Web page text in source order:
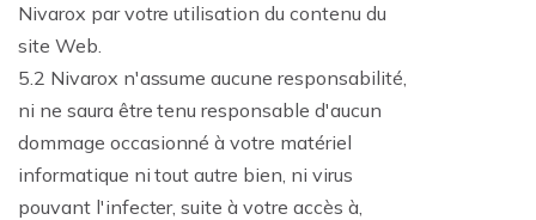
Nivarox par votre utilisation du contenu du
site Web.
5.2 Nivarox n'assume aucune responsabilité,
ni ne saura être tenu responsable d'aucun
dommage occasionné à votre matériel
informatique ni tout autre bien, ni virus
pouvant l'infecter, suite à votre accès à,